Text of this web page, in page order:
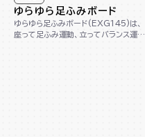
ゆらゆら足ふみボード
ゆらゆら足ふみボード(EXG145)は、
座って足ふみ運動、立ってバランス運動